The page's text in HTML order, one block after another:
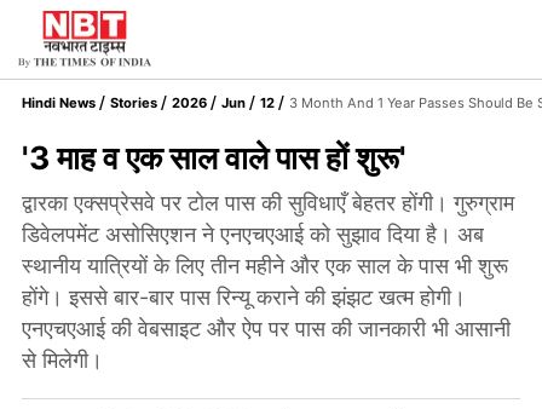
Hindi News Stories 2026 Jun 12 3 Month And 1 Year Passes Should
'3 माह व एक साल वाले पास हों शुरू'
द्वारका एक्सप्रेसवे पर टोल पास की सुविधाएँ बेहतर होंगी। गुरुग्राम
डिवेलपमेंट असोसिएशन ने एनएचएआई को सुझाव दिया है। अब
स्थानीय यात्रियों के लिए तीन महीने और एक साल के पास भी शुरू
होंगे। इससे बार-बार पास रिन्यू कराने की झंझट खत्म होगी।
एनएचएआई की वेबसाइट और ऐप पर पास की जानकारी भी आसानी
से मिलेगी।